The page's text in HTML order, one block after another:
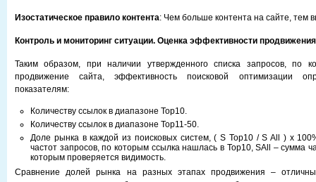
Изостатическое правило контента: Чем больше контента на сайте, тем
Контроль и мониторинг ситуации. Оценка эффективности продвижения
Таким образом, при наличии утвержденного списка запросов, по
продвижение сайта, эффективность поисковой оптимизации
показателям:
Количеству ссылок в диапазоне Тор10.
Количеству ссылок в диапазоне Тор11-50.
Доле рынка в каждой из поисковых систем, ( S Top10 / S All ) х
частот запросов, по которым ссылка нашлась в Тор10, SAll – сумма
которым проверяется видимость.
Сравнение долей рынка на разных этапах продвижения –